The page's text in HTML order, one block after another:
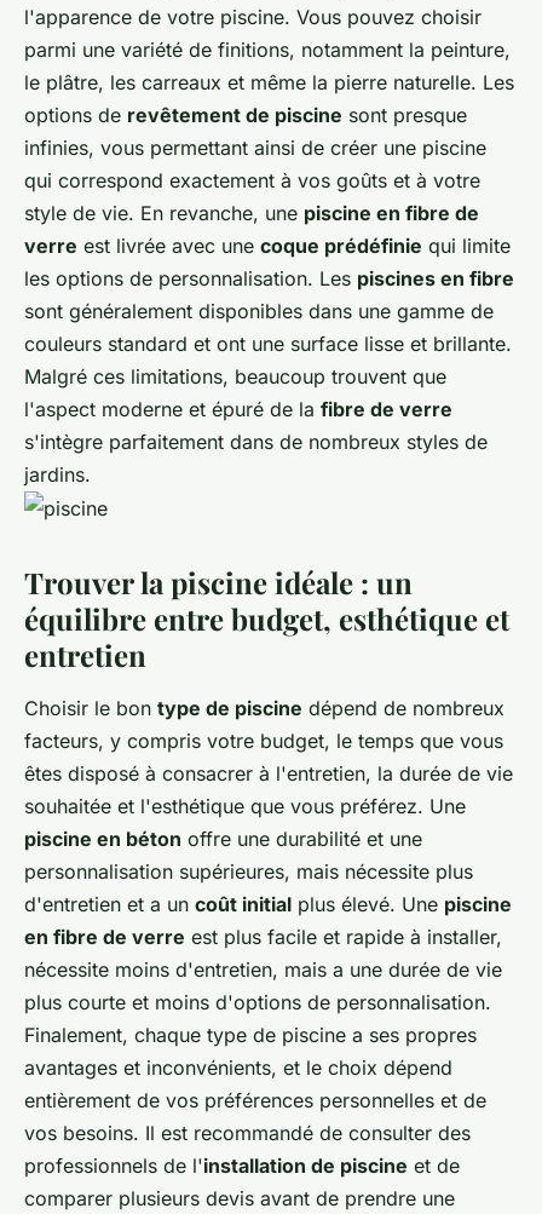
l'apparence de votre piscine. Vous pouvez choisir
parmi une variété de finitions, notamment la peinture,
le plâtre, les carreaux et même la pierre naturelle. Les
options de revêtement de piscine sont presque
infinies, vous permettant ainsi de créer une piscine
qui correspond exactement à vos goûts et à votre
style de vie. En revanche, une piscine en fibre de
verre est livrée avec une coque prédéfinie qui limite
les options de personnalisation. Les piscines en fibre
sont généralement disponibles dans une gamme de
couleurs standard et ont une surface lisse et brillante.
Malgré ces limitations, beaucoup trouvent que
l'aspect moderne et épuré de la fibre de verre
s'intègre parfaitement dans de nombreux styles de
jardins.
Trouver la piscine idéale : un
équilibre entre budget, esthétique et
entretien
Choisir le bon type de piscine dépend de nombreux
facteurs, y compris votre budget, le temps que vous
êtes disposé à consacrer à l'entretien, la durée de vie
souhaitée et l'esthétique que vous préférez. Une
piscine en béton offre une durabilité et une
personnalisation supérieures, mais nécessite plus
d'entretien et a un coût initial plus élevé. Une piscine
en fibre de verre est plus facile et rapide à installer,
nécessite moins d'entretien, mais a une durée de vie
plus courte et moins d'options de personnalisation.
Finalement, chaque type de piscine a ses propres
avantages et inconvénients, et le choix dépend
entièrement de vos préférences personnelles et de
vos besoins. Il est recommandé de consulter des
professionnels de l'installation de piscine et de
comparer plusieurs devis avant de prendre une